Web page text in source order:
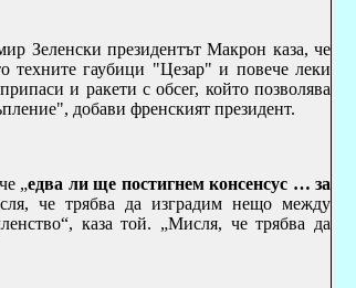
Зеленски президентътМакрон каза, че
техните гаубици "Цезар" и повече леки
и ракети с обсег, който позволява
добави френският президент.
„едва ли ще постигнем консенсус … за
че трябва да изградим нещо между
каза той. „Мисля, че трябва да